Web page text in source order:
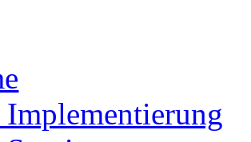
Implementierung